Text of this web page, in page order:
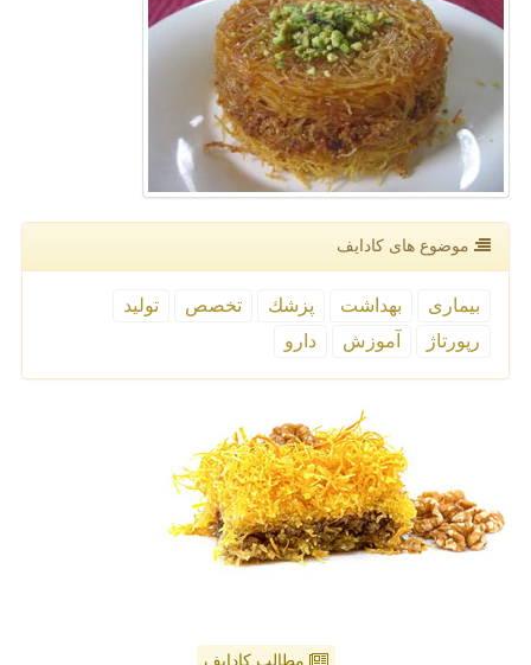
موضوع های كادایف
بیماری بهداشت پزشك تخصص
تولید
رپورتاژ
آموزش دارو
مطالب کادایف